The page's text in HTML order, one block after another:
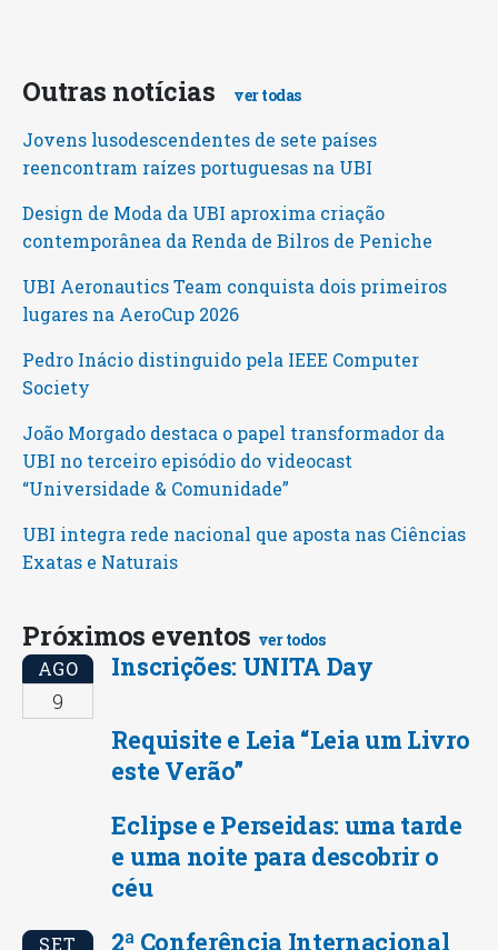
Outras notícias ver todas
Jovens lusodescendentes de sete países
reencontram raízes portuguesas na UBI
Design de Moda da UBI aproxima criação
contemporânea da Renda de Bilros de Peniche
UBI Aeronautics Team conquista dois primeiros
lugares na AeroCup 2026
Pedro Inácio distinguido pela IEEE Computer
Society
João Morgado destaca o papel transformador da
UBI no terceiro episódio do videocast
“Universidade & Comunidade”
UBI integra rede nacional que aposta nas Ciências
Exatas e Naturais
Próximos eventos ver todos
AGO
9
Inscrições: UNITA Day
Requisite e Leia “Leia um Livro
este Verão”
Eclipse e Perseidas: uma tarde
e uma noite para descobrir o
céu
SET
2ª Conferência Internacional